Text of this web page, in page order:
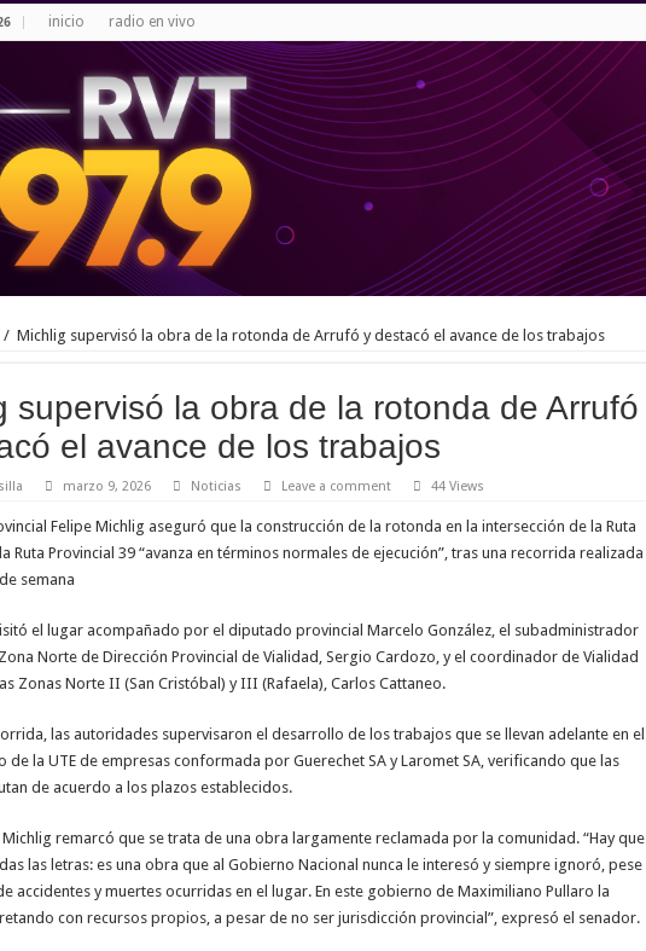
inicio radio en vivo
/ Michlig supervisó la obra de la rotonda de Arrufó y destacó el avance de los trabajos
supervisó la obra de la rotonda de Arrufó
el avance de los trabajos
marzo 9, 2026 Noticias Leave a comment 44 Views
Felipe Michlig aseguró que la construcción de la rotonda en la intersección de la Ruta
Ruta Provincial 39 “avanza en términos normales de ejecución”, tras una recorrida realizada
semana
el lugar acompañado por el diputado provincial Marcelo González, el subadministrador
Norte de Dirección Provincial de Vialidad, Sergio Cardozo, y el coordinador de Vialidad
Zonas Norte II (San Cristóbal) y III (Rafaela), Carlos Cattaneo.
las autoridades supervisaron el desarrollo de los trabajos que se llevan adelante en el
de la UTE de empresas conformada por Guerechet SA y Laromet SA, verificando que las
de acuerdo a los plazos establecidos.
Michlig remarcó que se trata de una obra largamente reclamada por la comunidad. “Hay que
las letras: es una obra que al Gobierno Nacional nunca le interesó y siempre ignoró, pese
accidentes y muertes ocurridas en el lugar. En este gobierno de Maximiliano Pullaro la
con recursos propios, a pesar de no ser jurisdicción provincial”, expresó el senador.